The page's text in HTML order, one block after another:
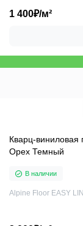
1 400₽/м²
Кварц-виниловая
Орех Темный
В наличии
Alpine Floor EASY